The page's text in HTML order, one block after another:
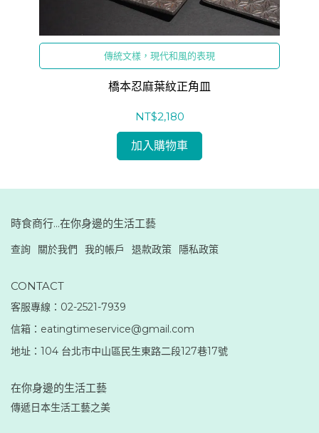
傳統文樣，現代和風的表現
橋本忍麻葉紋正角皿
NT$2,180
加入購物車
時食商行...在你身邊的生活工藝
查詢 關於我們 我的帳戶 退款政策 隱私政策
CONTACT
客服專線：02-2521-7939
信箱：eatingtimeservice@gmail.com
地址：104 台北市中山區民生東路二段127巷17號
在你身邊的生活工藝
傳遞日本生活工藝之美